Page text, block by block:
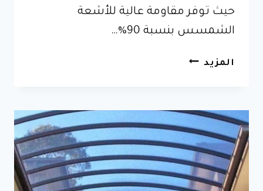
حيث توفر مقاومة عالية للأشعة
الشمسس بنسبة 90%…
المزيد مظلات
0535013135
أشكال
المظلات
الشد
الانشائي